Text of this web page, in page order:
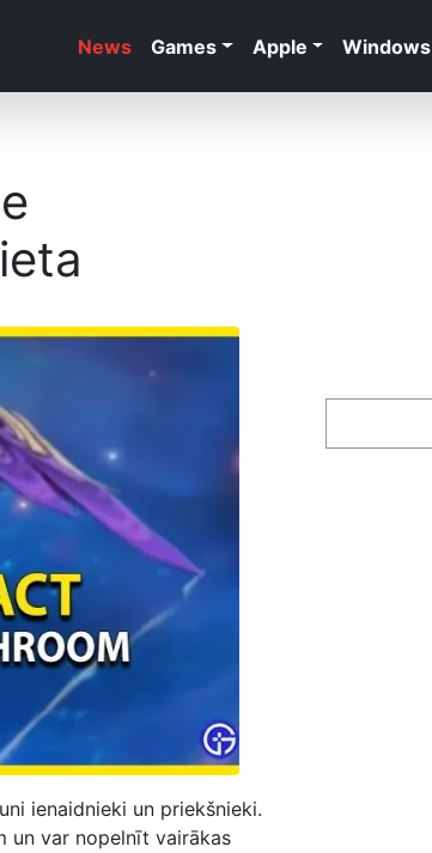
News Games Apple Windows
ienaidnieki un priekšnieki.
un var nopelnīt vairākas